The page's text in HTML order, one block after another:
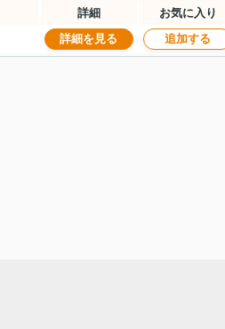
詳細 お気に入り
詳細を見る 追加する